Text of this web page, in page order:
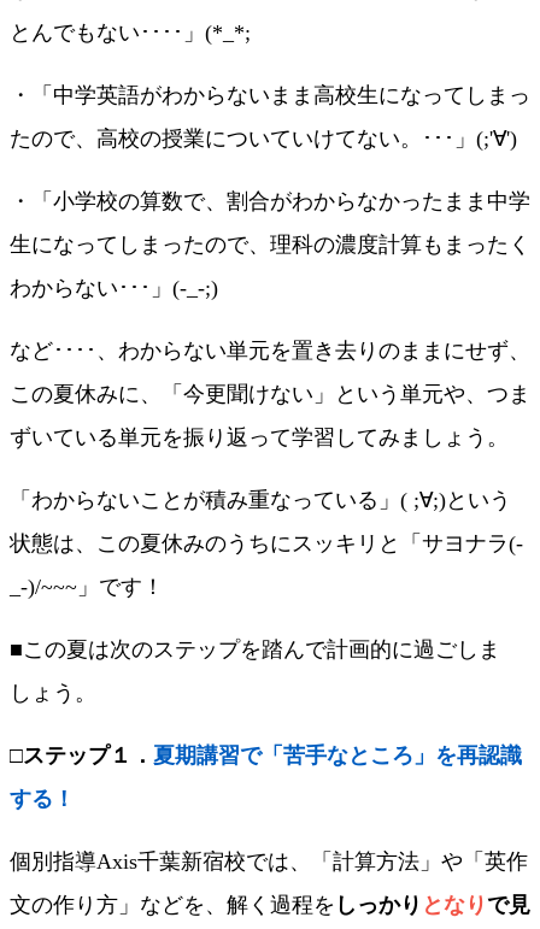
とんでもない････」(*_*;
・「中学英語がわからないまま高校生になってしまっ
たので、高校の授業についていけてない。･･･」(;'∀')
・「小学校の算数で、割合がわからなかったまま中学
生になってしまったので、理科の濃度計算もまったく
わからない･･･」(-_-;)
など････、わからない単元を置き去りのままにせず、
この夏休みに、「今更聞けない」という単元や、つま
ずいている単元を振り返って学習してみましょう。
「わからないことが積み重なっている」( ;∀;)という
状態は、この夏休みのうちにスッキリと「サヨナラ(-
_-)/~~~」です！
■この夏は次のステップを踏んで計画的に過ごしま
しょう。
□ステップ１． 夏期講習で「苦手なところ」を再認識
する！
個別指導Axis千葉新宿校では、「計算方法」や「英作
文の作り方」などを、解く過程を しっかり となり で見